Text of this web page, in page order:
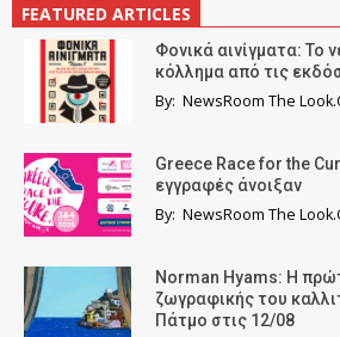
FEATURED ARTICLES
Φονικά αινίγματα: Το
κόλλημα από τις
By: NewsRoom The
Greece Race for the
εγγραφές άνοιξαν
By: NewsRoom The
Norman Hyams: Η
ζωγραφικής του
Πάτμο στις 12/08